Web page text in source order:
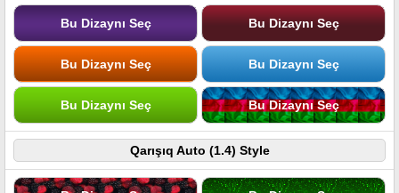
Bu Dizaynı Seç Bu Dizaynı Seç
Bu Dizaynı Seç Bu Dizaynı Seç
Bu Dizaynı Seç Bu Dizaynı Seç
Qarışıq Auto (1.4) Style